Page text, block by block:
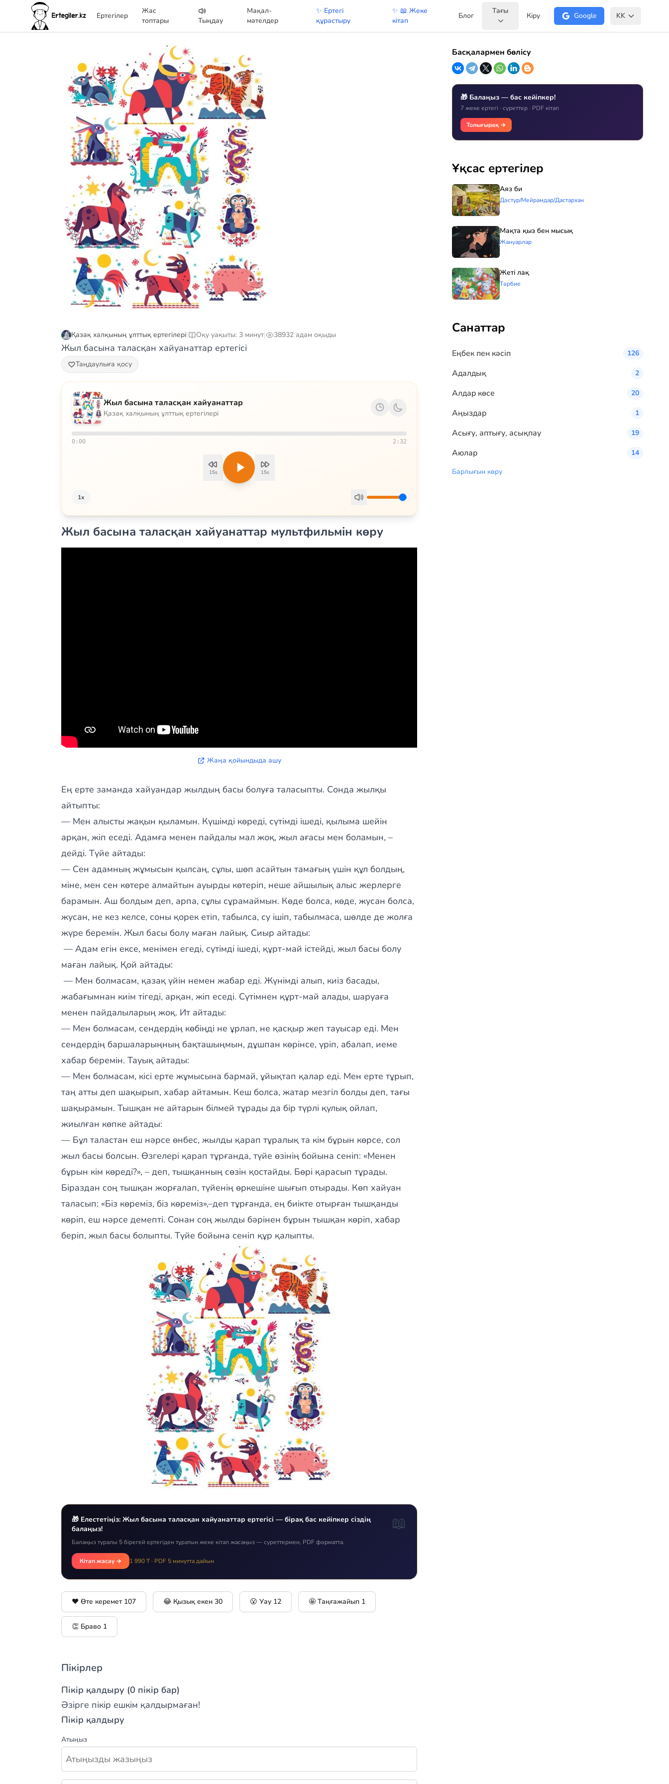
Ертегілер
Жас
топтары
Тыңдау
Мақал-
мәтелдер
✨ Ертегі
құрастыру
✨ 📖 Жеке
кітап
Блог
Тағы
Кіру Google KK
Қазақ халқының ұлттық ертегілері| Оқу уақыты: 3 минут| 38932 адам оқыды
Жыл басына таласқан хайуанаттар ертегісі
Таңдаулыға қосу
Жыл басына таласқан хайуанаттар
Қазақ халқының ұлттық ертегілері
0:00 2:32
15s 15s
1x
Жыл басына таласқан хайуанаттар мультфильмін көру
Жаңа қойындыда ашу
Ең ерте заманда хайуандар жылдың басы болуға таласыпты. Сонда жылқы
айтыпты:
— Мен алысты жақын қыламын. Күшімді көреді, сүтімді ішеді, қылыма шейін
арқан, жіп еседі. Адамға менен пайдалы мал жоқ, жыл ағасы мен боламын, –
дейді. Түйе айтады:
— Сен адамның жұмысын қылсаң, сұлы, шөп асайтын тамағың үшін құл болдың,
міне, мен сен көтере алмайтын ауырды көтеріп, неше айшылық алыс жерлерге
барамын. Аш болдым деп, арпа, сұлы сұрамаймын. Көде болса, көде, жусан болса,
жусан, не кез келсе, соны қорек етіп, табылса, су ішіп, табылмаса, шөлде де жолға
жүре беремін. Жыл басы болу маған лайық. Сиыр айтады:
— Адам егін ексе, менімен егеді, сүтімді ішеді, құрт-май істейді, жыл басы болу
маған лайық. Қой айтады:
— Мен болмасам, қазақ үйін немен жабар еді. Жүнімді алып, киіз басады,
жабағымнан киім тігеді, арқан, жіп еседі. Сүтімнен құрт-май алады, шаруаға
менен пайдалыларың жоқ. Ит айтады:
— Мен болмасам, сендердің көбіңді не ұрлап, не қасқыр жеп тауысар еді. Мен
сендердің баршаларыңның бақташыңмын, дұшпан көрінсе, үріп, абалап, иеме
хабар беремін. Тауық айтады:
— Мен болмасам, кісі ерте жұмысына бармай, ұйықтап қалар еді. Мен ерте тұрып,
таң атты деп шақырып, хабар айтамын. Кеш болса, жатар мезгіл болды деп, тағы
шақырамын. Тышқан не айтарын білмей тұрады да бір түрлі қулық ойлап,
жиылған көпке айтады:
— Бұл таластан еш нәрсе өнбес, жылды қарап тұралық та кім бұрын көрсе, сол
жыл басы болсын. Өзгелері қарап тұрғанда, түйе өзінің бойына сеніп: «Менен
бұрын кім көреді?», – деп, тышқанның сөзін қостайды. Бөрі қарасып тұрады.
Біраздан соң тышқан жорғалап, түйенің өркешіне шығып отырады. Көп хайуан
таласып: «Біз көреміз, біз көреміз»,–деп тұрғанда, ең биікте отырған тышқанды
көріп, еш нәрсе демепті. Сонан соң жылды бәрінен бұрын тышқан көріп, хабар
беріп, жыл басы болыпты. Түйе бойына сеніп құр қалыпты.
🎁 Елестетіңіз: Жыл басына таласқан хайуанаттар ертегісі — бірақ бас кейіпкер сіздің
балаңыз!
Балаңыз туралы 5 бірегей ертегіден тұратын жеке кітап жасаңыз — суреттермен, PDF форматта.
Кітап жасау → 1 990 ₸ · PDF 5 минутта дайын
📖
❤️ Өте керемет 107 😂 Қызық екен 30 😮 Уау 12 🤩 Таңғажайып 1
👏 Браво 1
Пікірлер
Пікір қалдыру (0 пікір бар)
Әзірге пікір ешкім қалдырмаған!
Пікір қалдыру
Атыңыз
Басқалармен бөлісу
🎁 Балаңыз — бас кейіпкер!
7 жеке ертегі · суреттер · PDF кітап
Толығырақ →
Ұқсас ертегілер
Аяз би
Дәстүр/Мейрамдар/Дастархан
Мақта қыз бен мысық
Жануарлар
Жеті лақ
Тәрбие
Санаттар
Eңбек пен кәсіп 126
Адалдық 2
Алдар көсе 20
Аңыздар 1
Асығу, аптығу, асықпау 19
Аюлар
14
Барлығын көру